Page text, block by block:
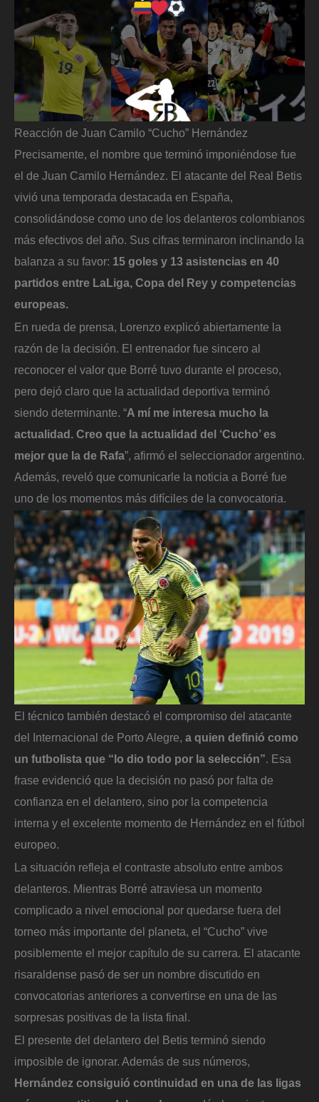
Reacción de Juan Camilo “Cucho” Hernández
Precisamente, el nombre que terminó imponiéndose fue
el de Juan Camilo Hernández. El atacante del Real Betis
vivió una temporada destacada en España,
consolidándose como uno de los delanteros colombianos
más efectivos del año. Sus cifras terminaron inclinando la
balanza a su favor: 15 goles y 13 asistencias en 40
partidos entre LaLiga, Copa del Rey y competencias
europeas.
En rueda de prensa, Lorenzo explicó abiertamente la
razón de la decisión. El entrenador fue sincero al
reconocer el valor que Borré tuvo durante el proceso,
pero dejó claro que la actualidad deportiva terminó
siendo determinante. “A mí me interesa mucho la
actualidad. Creo que la actualidad del ‘Cucho’ es
mejor que la de Rafa”, afirmó el seleccionador argentino.
Además, reveló que comunicarle la noticia a Borré fue
uno de los momentos más difíciles de la convocatoria.
El técnico también destacó el compromiso del atacante
del Internacional de Porto Alegre, a quien definió como
un futbolista que “lo dio todo por la selección”. Esa
frase evidenció que la decisión no pasó por falta de
confianza en el delantero, sino por la competencia
interna y el excelente momento de Hernández en el fútbol
europeo.
La situación refleja el contraste absoluto entre ambos
delanteros. Mientras Borré atraviesa un momento
complicado a nivel emocional por quedarse fuera del
torneo más importante del planeta, el “Cucho” vive
posiblemente el mejor capítulo de su carrera. El atacante
risaraldense pasó de ser un nombre discutido en
convocatorias anteriores a convertirse en una de las
sorpresas positivas de la lista final.
El presente del delantero del Betis terminó siendo
imposible de ignorar. Además de sus números,
Hernández consiguió continuidad en una de las ligas